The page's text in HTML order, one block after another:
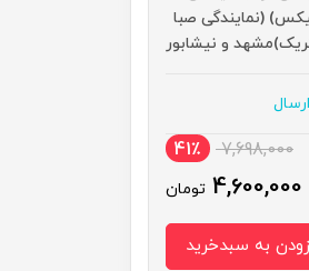
(نمایندگی صبا
و نیشابور
7,698,000 41٪
4,600,000 تومان